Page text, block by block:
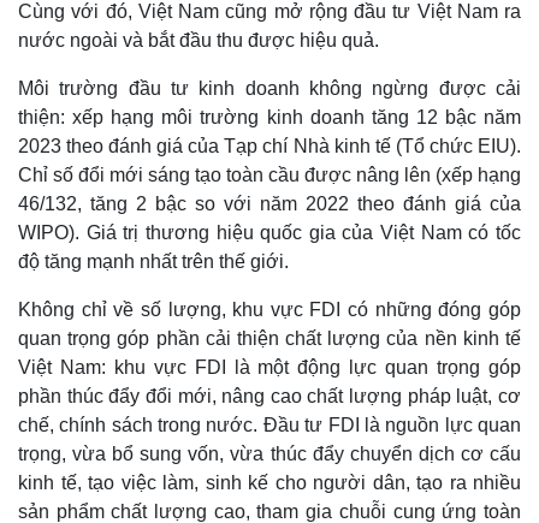
Bóng đá
Lịch thi đấu bóng đá
Thế giới thể thao
eSports
Hậu trường
Ô tô
Xe máy
Tư vấn
Cùng với đó, Việt Nam cũng mở rộng đầu tư Việt Nam ra
nước ngoài và bắt đầu thu được hiệu quả.
Môi trường đầu tư kinh doanh không ngừng được cải
thiện: xếp hạng môi trường kinh doanh tăng 12 bậc năm
2023 theo đánh giá của Tạp chí Nhà kinh tế (Tổ chức EIU).
Chỉ số đổi mới sáng tạo toàn cầu được nâng lên (xếp hạng
46/132, tăng 2 bậc so với năm 2022 theo đánh giá của
WIPO). Giá trị thương hiệu quốc gia của Việt Nam có tốc
độ tăng mạnh nhất trên thế giới.
Không chỉ về số lượng, khu vực FDI có những đóng góp
quan trọng góp phần cải thiện chất lượng của nền kinh tế
Việt Nam: khu vực FDI là một động lực quan trọng góp
phần thúc đẩy đổi mới, nâng cao chất lượng pháp luật, cơ
chế, chính sách trong nước. Đầu tư FDI là nguồn lực quan
trọng, vừa bổ sung vốn, vừa thúc đẩy chuyển dịch cơ cấu
kinh tế, tạo việc làm, sinh kế cho người dân, tạo ra nhiều
sản phẩm chất lượng cao, tham gia chuỗi cung ứng toàn